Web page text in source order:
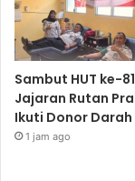
Sambut HUT ke-81
Jajaran Rutan
Ikuti Donor Darah
1 jam ago